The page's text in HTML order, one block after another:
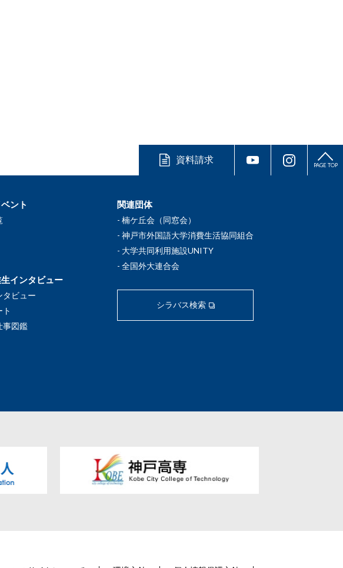
資料請求
PAGE TOP
ント
インタビュー
タビュー
事図鑑
関連団体
楠ケ丘会（同窓会）
神戸市外国語大学消費生活協同組合
大学共同利用施設UNITY
全国外大連合会
シラバス検索